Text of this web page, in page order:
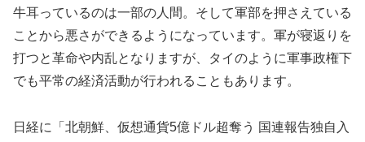
牛耳っているのは一部の人間。そして軍部を押さえている
ことから悪さができるようになっています。軍が寝返りを
打つと革命や内乱となりますが、タイのように軍事政権下
でも平常の経済活動が行われることもあります。
日経に「北朝鮮、仮想通貨5億ドル超奪う 国連報告独自入